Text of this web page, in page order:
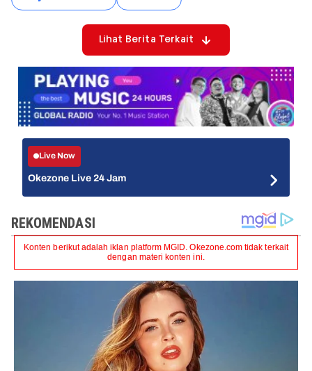
Lihat Berita Terkait
Live Now
Okezone Live 24 Jam